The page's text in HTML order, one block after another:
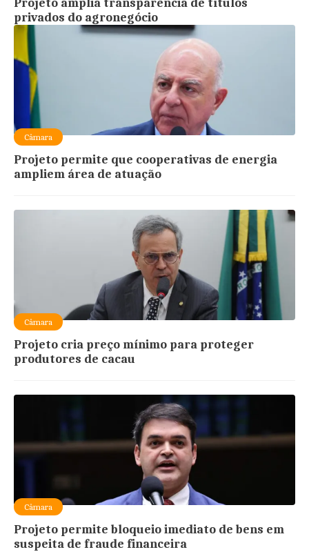
Projeto amplia transparência de títulos
privados do agronegócio
Câmara
Projeto permite que cooperativas de energia
ampliem área de atuação
Câmara
Projeto cria preço mínimo para proteger
produtores de cacau
Câmara
Projeto permite bloqueio imediato de bens em
suspeita de fraude financeira